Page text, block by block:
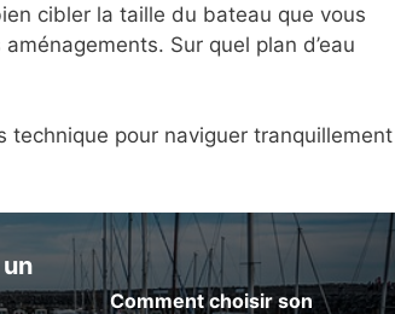
cibler la taille du bateau que vous
Sur quel plan d’eau
technique pour naviguer tranquillement
Comment choisir son